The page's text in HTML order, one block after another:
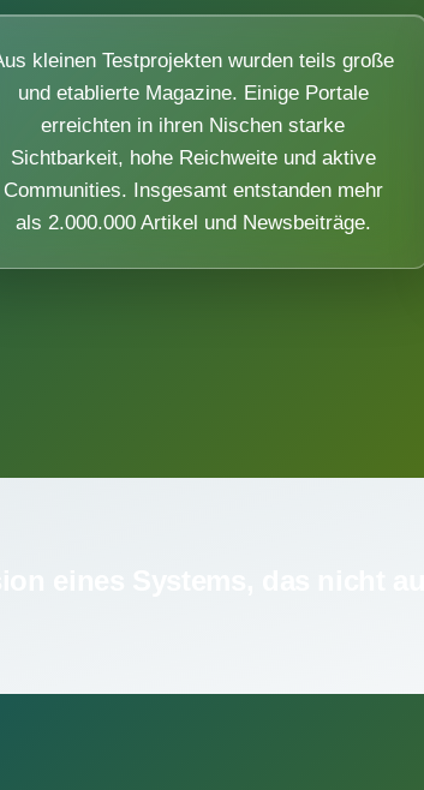
kleinen Testprojekten wurden teils große
und etablierte Magazine. Einige Portale
erreichten in ihren Nischen starke
Sichtbarkeit, hohe Reichweite und aktive
Communities. Insgesamt entstanden mehr
als 2.000.000 Artikel und Newsbeiträge.